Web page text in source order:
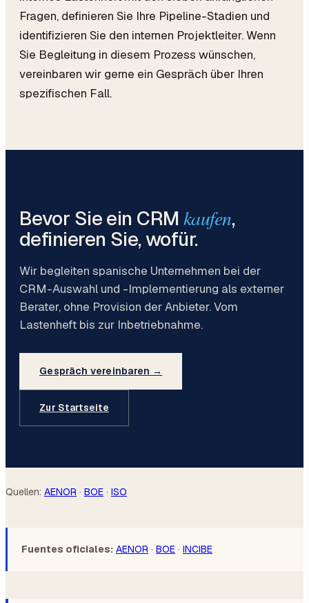
Fragen, definieren Sie Ihre Pipeline-Stadien und
identifizieren Sie den internen Projektleiter. Wenn
Sie Begleitung in diesem Prozess wünschen,
vereinbaren wir gerne ein Gespräch über Ihren
spezifischen Fall.
Bevor Sie ein CRM kaufen,
definieren Sie, wofür.
Wir begleiten spanische Unternehmen bei der
CRM-Auswahl und -Implementierung als externer
Berater, ohne Provision der Anbieter. Vom
Lastenheft bis zur Inbetriebnahme.
Gespräch vereinbaren →
Zur Startseite
Quellen: AENOR · BOE · ISO
Fuentes oficiales: AENOR · BOE · INCIBE